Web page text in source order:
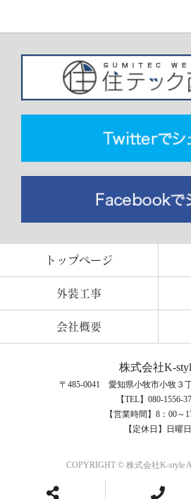
トップページ
外装工事
会社概要
株式会社K-
〒485-0041 愛知県小牧市小牧３
【TEL】080-1556-
【営業時間】8：00～
【定休日】日曜日
COPYRIGHT © 株式会社K-style